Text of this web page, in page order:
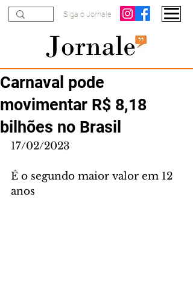
Siga o Jornale
Carnaval pode
movimentar R$ 8,18
bilhões no Brasil
17/02/2023
É o segundo maior valor em 12
anos